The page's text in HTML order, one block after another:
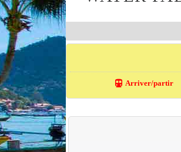
directions_transit Arriver/partir